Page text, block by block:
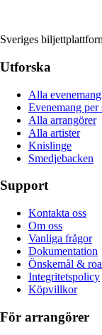
Sveriges
Utforska
Alla evenemang
Evenemang per
Alla arrangörer
Alla artister
Knislinge
Smedjebacken
Support
Kontakta oss
Om oss
Vanliga frågor
Dokumentation
Önskemål &
Integritetspolicy
Köpvillkor
För arrangörer